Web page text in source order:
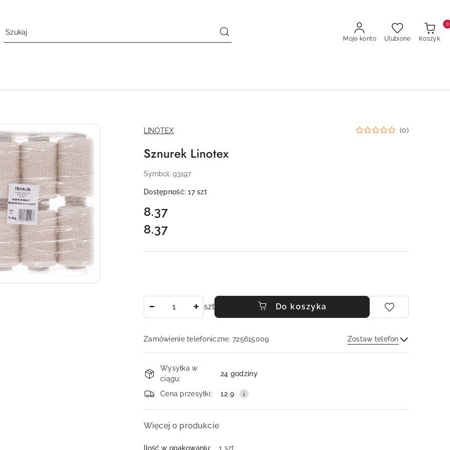
Moje konto Ulubione Koszyk
0
NAZWA
PRODUCENTA:
LINOTEX (0)
Sznurek Linotex
Symbol: 93197
Dostępność:17szt
cena:
8.37
Cena:
8.37
szt Do koszyka
Zamówienie telefoniczne: 725615009 Zostaw telefon
Wyślij
Dostępność
i
dostawa
Wysyłka w
ciągu:
24 godziny
Cena przesyłki: 12.9
Więcej o produkcie
Ilość w opakowaniu: 1 szt